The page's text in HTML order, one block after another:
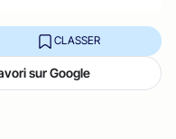
CLASSER
sur Google